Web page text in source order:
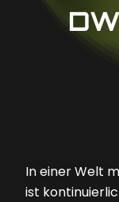
In einer Welt
ist